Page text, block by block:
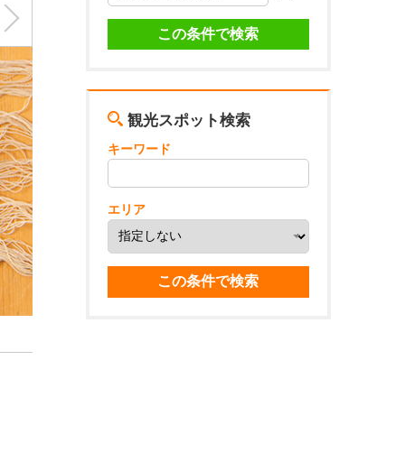
観光スポット検索
キーワード
エリア